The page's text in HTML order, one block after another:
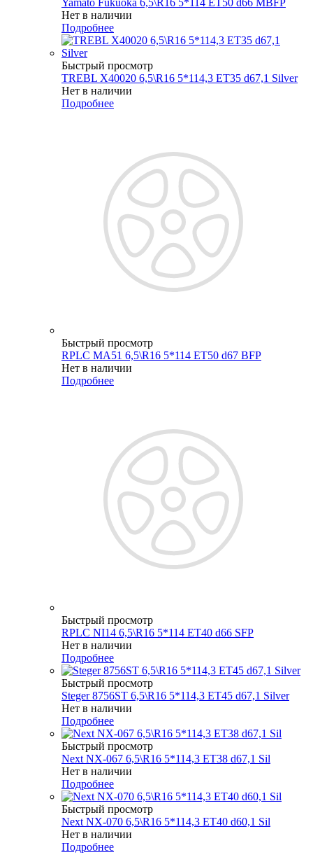
Нет в наличии
Подробнее
Быстрый просмотр
TREBL X40020 6,5\R16 5*114,3 ET35 d67,1 Silver
Нет в наличии
Подробнее
Быстрый просмотр
RPLC MA51 6,5\R16 5*114 ET50 d67 BFP
Нет в наличии
Подробнее
Быстрый просмотр
RPLC NI14 6,5\R16 5*114 ET40 d66 SFP
Нет в наличии
Подробнее
Быстрый просмотр
Steger 8756ST 6,5\R16 5*114,3 ET45 d67,1 Silver
Нет в наличии
Подробнее
Быстрый просмотр
Next NX-067 6,5\R16 5*114,3 ET38 d67,1 Sil
Нет в наличии
Подробнее
Быстрый просмотр
Next NX-070 6,5\R16 5*114,3 ET40 d60,1 Sil
Нет в наличии
Подробнее